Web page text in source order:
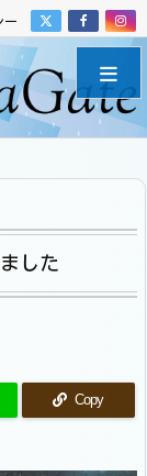
ー
した
Copy